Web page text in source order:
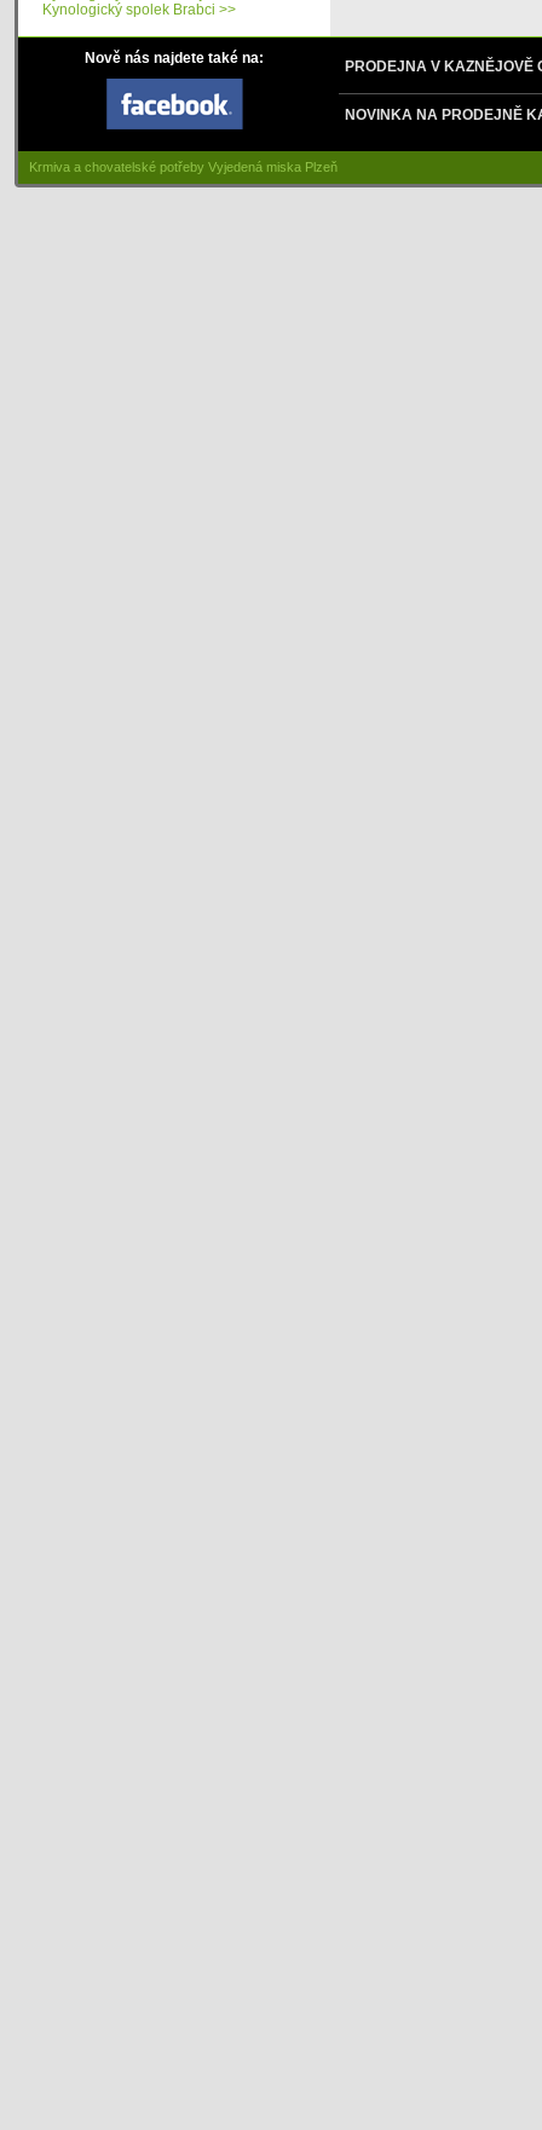
Kynologický spolek Brabci >>
Nově nás najdete také na: PRODEJNA V KAZNĚJOVĚ
NOVINKA NA PRODEJNĚ
Krmiva a chovatelské potřeby Vyjedená miska Plzeň